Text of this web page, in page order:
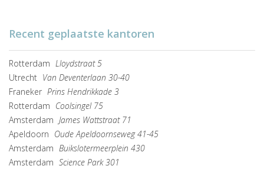
Recent geplaatste kantoren
Rotterdam Lloydstraat 5
Utrecht Van Deventerlaan 30-40
Franeker Prins Hendrikkade 3
Rotterdam Coolsingel 75
Amsterdam James Wattstraat 71
Apeldoorn Oude Apeldoornseweg 41-45
Amsterdam Buikslotermeerplein 430
Amsterdam Science Park 301